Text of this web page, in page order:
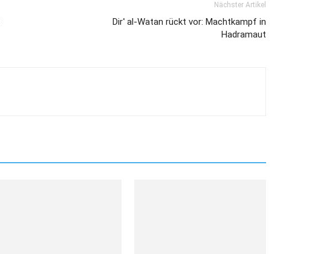
Nächster Artikel
Dirʿ al-Watan rückt vor: Machtkampf in
Hadramaut